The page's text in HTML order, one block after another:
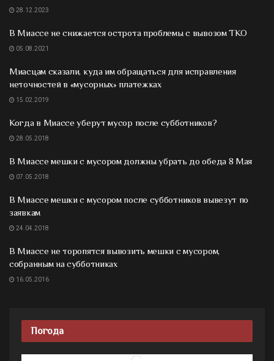
28.12.2023
В Миассе не снижается острота проблемы с вывозом ТКО
05.08.2021
Миасцам сказали, куда им обращаться для исправления
неточностей в «мусорных» платежках
15.02.2019
Когда в Миассе уберут мусор после субботников?
28.05.2018
В Миассе мешки с мусором должны убрать до обеда 8 Мая
07.05.2018
В Миассе мешки с мусором после субботников вывезут по
заявкам
24.04.2018
В Миассе не торопятся вывозить мешки с мусором,
собранным на субботниках
16.05.2016
Погода